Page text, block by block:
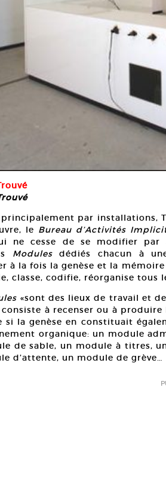
par installations,
le Bureau d’Activités
ne cesse de se modifier par
Modulesdédiés chacun à
à la fois la genèse et la
classe, codifie, réorganise tous
«sont des lieux de travail et
à recenser ou à produire
si la genèse en constituait
organique: un module
de sable, un module à titres,
d’attente, un module de grève…